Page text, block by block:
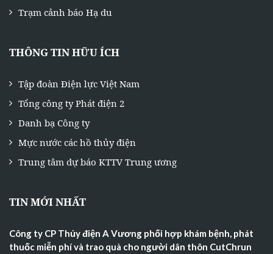
Trạm cảnh báo Hạ du
THÔNG TIN HỮU ÍCH
Tập đoàn Điện lực Việt Nam
Tổng công ty Phát điện 2
Danh bạ Công ty
Mực nước các hồ thủy điện
Trung tâm dự báo KTTV Trung ương
TIN MỚI NHẤT
Công ty CP Thủy điện A Vương phối hợp khám bệnh, phát
thuốc miễn phí và trao quà cho người dân thôn CutChrun